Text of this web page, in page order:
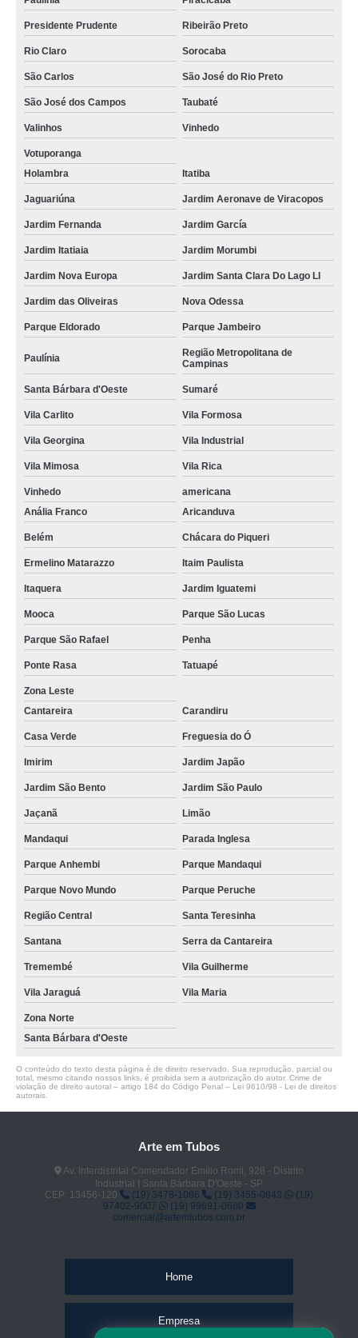
Presidente Prudente Ribeirão Preto
Rio Claro Sorocaba
São Carlos São José do Rio Preto
São José dos Campos Taubaté
Valinhos Vinhedo
Votuporanga
Holambra
Itatiba
Jaguariúna Jardim Aeronave de Viracopos
Jardim Fernanda Jardim García
Jardim Itatiaia Jardim Morumbi
Jardim Nova Europa Jardim Santa Clara Do Lago Ll
Jardim das Oliveiras Nova Odessa
Parque Eldorado Parque Jambeiro
Paulínia
Região Metropolitana de
Campinas
Santa Bárbara d'Oeste Sumaré
Vila Carlito Vila Formosa
Vila Georgina Vila Industrial
Vila Mimosa Vila Rica
Vinhedo
americana
Anália Franco
Aricanduva
Belém Chácara do Piqueri
Ermelino Matarazzo Itaim Paulista
Itaquera Jardim Iguatemi
Mooca Parque São Lucas
Parque São Rafael Penha
Ponte Rasa Tatuapé
Zona Leste
Cantareira
Carandiru
Casa Verde Freguesia do Ó
Imirim Jardim Japão
Jardim São Bento Jardim São Paulo
Jaçanã Limão
Mandaqui Parada Inglesa
Parque Anhembi Parque Mandaqui
Parque Novo Mundo Parque Peruche
Região Central Santa Teresinha
Santana Serra da Cantareira
Tremembé Vila Guilherme
Vila Jaraguá Vila Maria
Zona Norte
Santa Bárbara d'Oeste
O conteúdo do texto desta página é de direito reservado. Sua reprodução, parcial ou
total, mesmo citando nossos links, é proibida sem a autorização do autor. Crime de
violação de direito autoral – artigo 184 do Código Penal – Lei 9610/98 - Lei de direitos
autorais
Arte em Tubos
Av. Interdistrital Comendador Emílio Romi, 928 - Distrito
Industrial I Santa Bárbara D'Oeste - SP
CEP: 13456-120
(19) 3478-1086 (19) 3455-0843
(19)
97402-9007
(19) 99691-0680
comercial@artemtubos.com.br
Home
Empresa